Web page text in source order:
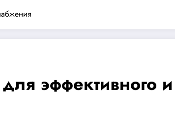
эффективного и